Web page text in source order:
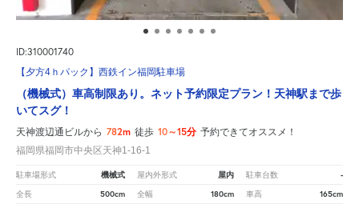
ID:310001740
【夕方4ｈパック】西鉄イン福岡駐車場
（機械式）車高制限あり。ネット予約限定プラン！天神駅まで歩
いてスグ！
天神渡辺通ビルから 782m 徒歩 10～15分 予約できてオススメ！
福岡県福岡市中央区天神1-16-1
駐車場形式 機械式 屋内外形式 屋内 駐車台数 -
全長 500cm 全幅 180cm 車高 165cm